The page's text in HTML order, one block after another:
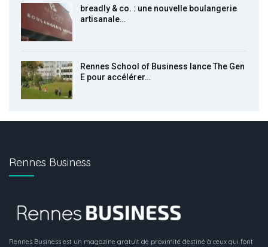
breadly & co. : une nouvelle boulangerie
artisanale…
Rennes School of Business lance The Gen
E pour accélérer…
Rennes Business
Rennes Business est un magazine gratuit de proximité destiné à ceux qui font